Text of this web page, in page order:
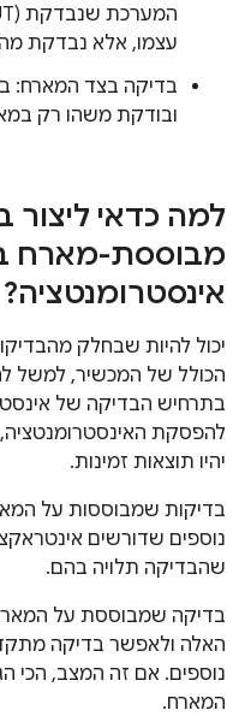
עצמו, אלא נבדקת
בדיקה בצד המארח:
ובודקת משהו רק
למה כדאי ליצור
מבוססת-מארח
אינסטרומנטציה?
יכול להיות שבחלק
הכולל של המכשיר, למשל
בתרחיש הבדיקה של
להפסקת
יהיו תוצאות זמינות.
בדיקות שמבוססות על
נוספים שדורשים
שהבדיקה תלויה בהם.
בדיקה שמבוססת על
האלה ולאפשר בדיקה
נוספים. אם זה המצב, הכי
המארח.